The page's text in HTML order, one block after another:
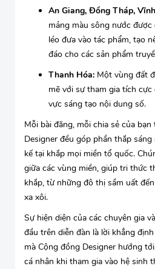
An Giang, Đồng Tháp,
mảng màu sông nước
léo đưa vào tác phẩm, tạo
đáo cho các sản phẩm
Thanh Hóa: Một vùng đất
mẽ với sự tham gia tích
vực sáng tạo nội dung số.
Mỗi bài đăng, mỗi chia sẻ của
Designer đều góp phần thắp
kế tại khắp mọi miền tổ quốc.
giữa các vùng miền, giúp tri thức
khắp, từ những đô thị sầm uất
xa xôi.
Sự hiện diện của các chuyên gia
đầu trên diễn đàn là lời khẳng
mà Cộng đồng Designer hướng
cá nhân khi tham gia vào hệ sinh